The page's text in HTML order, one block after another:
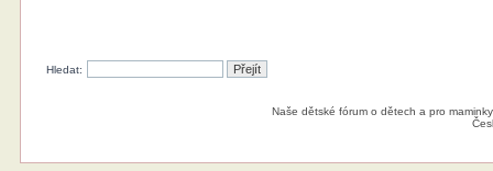
Hledat:
Naše dětské fórum o dětech a pro